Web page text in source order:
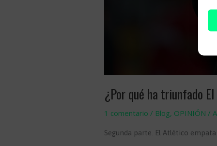
¿Por qué ha triunfado
1 comentario / Blog, OPINIÓN /
Segunda parte. El Atlético